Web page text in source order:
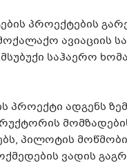
პროექტების
ავიაციის
საჰაერო
პროექტი ადგენს
პილოტის
ვადის